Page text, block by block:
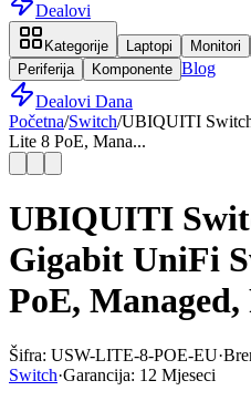
Dealovi
Kategorije Laptopi Monitori
Periferija
Komponente Blog
Dealovi Dana
Početna/Switch/UBIQUITI
Lite 8 PoE, Mana...
UBIQUITI
Gigabit UniFi
PoE, Managed,
Šifra: USW-LITE-8-POE-EU·
Switch·Garancija: 12 Mjeseci